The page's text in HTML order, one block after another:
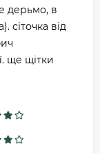
дерьмо, в
сіточка від
ще щітки